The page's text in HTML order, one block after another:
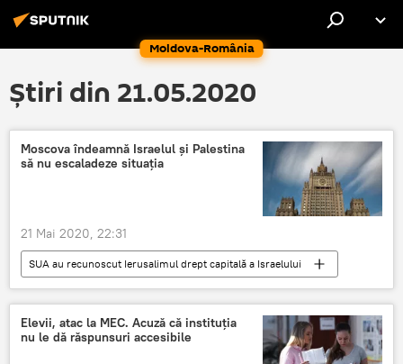
Moldova-România
Știri din 21.05.2020
Moscova îndeamnă Israelul și Palestina
să nu escaladeze situația
21 Mai 2020, 22:31
SUA au recunoscut Ierusalimul drept capitală a Israelului
Rusia
Internaţional
Israel
Palestina
Ministerul Afacerilor Externe
Elevii, atac la MEC. Acuză că instituția
nu le dă răspunsuri accesibile